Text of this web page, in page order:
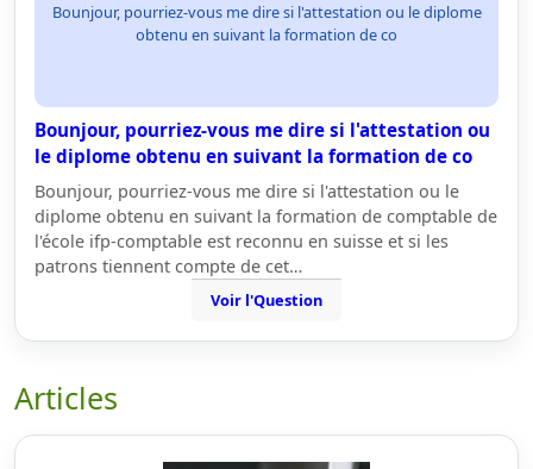
Bounjour, pourriez-vous me dire si l'attestation ou le diplome
obtenu en suivant la formation de co
Bounjour, pourriez-vous me dire si l'attestation ou
le diplome obtenu en suivant la formation de co
Bounjour, pourriez-vous me dire si l'attestation ou le
diplome obtenu en suivant la formation de comptable de
l'école ifp-comptable est reconnu en suisse et si les
patrons tiennent compte de cet…
Voir l'Question
Articles